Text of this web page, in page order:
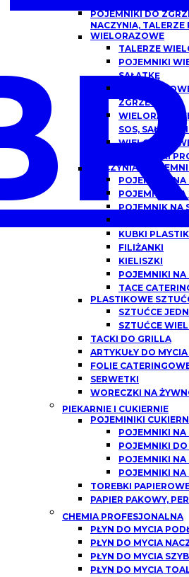
POJEMNIKI DO
NACZYNIA, TALERZE
WIELORAZOWE
TALERZE
POJEMNIKI
SAŁATKĘ
ZGRZEWU
SOS, SAŁATKĘ
POJEMNIKI
NACZYNIA I
POJEMNIKI NA
POJEMNIKI NA
POJEMNIK NA
KUBKI
FILIŻANKI
KIELISZKI
POJEMNIKI NA
TACE
PLASTIKOWE
SZTUĆCE
SZTUĆCE
TACKI DO GRILLA
ARTYKUŁY DO
FOLIE
SERWETKI
WORECZKI NA
PIEKARNIE I CUKIERNIE
POJEMINIKI
POJEMNIKI NA
POJEMNIKI
POJEMNIKI NA
POJEMNIKI NA
TOREBKI
PAPIER PAKOWY,
CHEMIA PROFESJONALNA
PŁYN DO MYCIA
PŁYN DO MYCIA
PŁYN DO MYCIA
PŁYN DO MYCIA